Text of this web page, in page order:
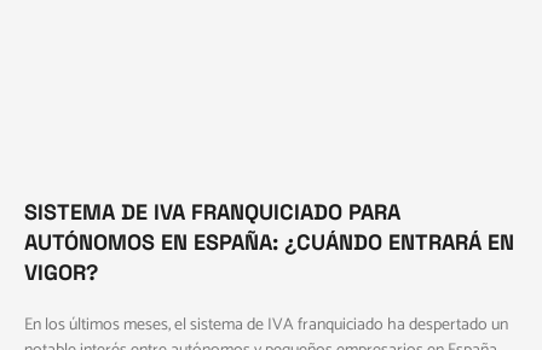
SISTEMA DE IVA FRANQUICIADO PARA
AUTÓNOMOS EN ESPAÑA: ¿CUÁNDO ENTRARÁ EN
VIGOR?
En los últimos meses, el sistema de IVA franquiciado ha despertado un